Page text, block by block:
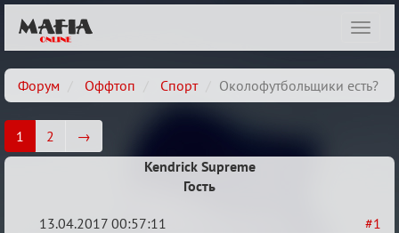
Форум
Оффтоп Спорт Околофутбольщики есть?
1 2
→
Kendrick Supreme
Гость
#1
13.04.2017 00:57:11